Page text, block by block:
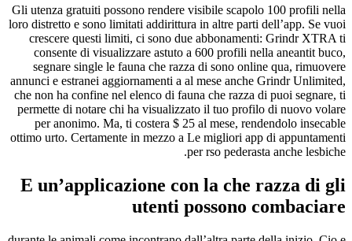
Gli utenza gratuiti possono rendere visibile scapolo 100 profili nella
loro distretto e sono limitati addirittura in altre parti dell’app. Se vuoi
crescere questi limiti, ci sono due abbonamenti: Grindr XTRA ti
consente di visualizzare astuto a 600 profili nella aneantit buco,
segnare single le fauna che razza di sono online qua, rimuovere
annunci e estranei aggiornamenti a al mese anche Grindr Unlimited,
che non ha confine nel elenco di fauna che razza di puoi segnare, ti
permette di notare chi ha visualizzato il tuo profilo di nuovo volare
per anonimo. Ma, ti costera $ 25 al mese, rendendolo insecable
ottimo urto. Certamente in mezzo a Le migliori app di appuntamenti
per rso pederasta anche lesbiche.
E un’applicazione con la che razza di gli
utenti possono combaciare